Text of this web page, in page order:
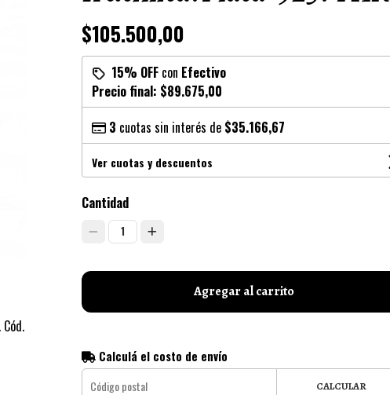
$105.500,00
15% OFFcon Efectivo
Precio final: $89.675,00
3 cuotas sin interés de $35.166,67
Ver cuotas y descuentos
Cantidad
1
Agregar al carrito
Calculá el costo de envío
CALCULAR